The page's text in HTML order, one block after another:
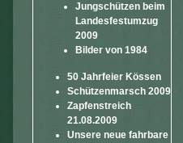
Jungschützen beim
Landesfestumzug
2009
Bilder von 1984
50 Jahrfeier Kössen
Schützenmarsch 2009
Zapfenstreich
21.08.2009
Unsere neue fahrbare